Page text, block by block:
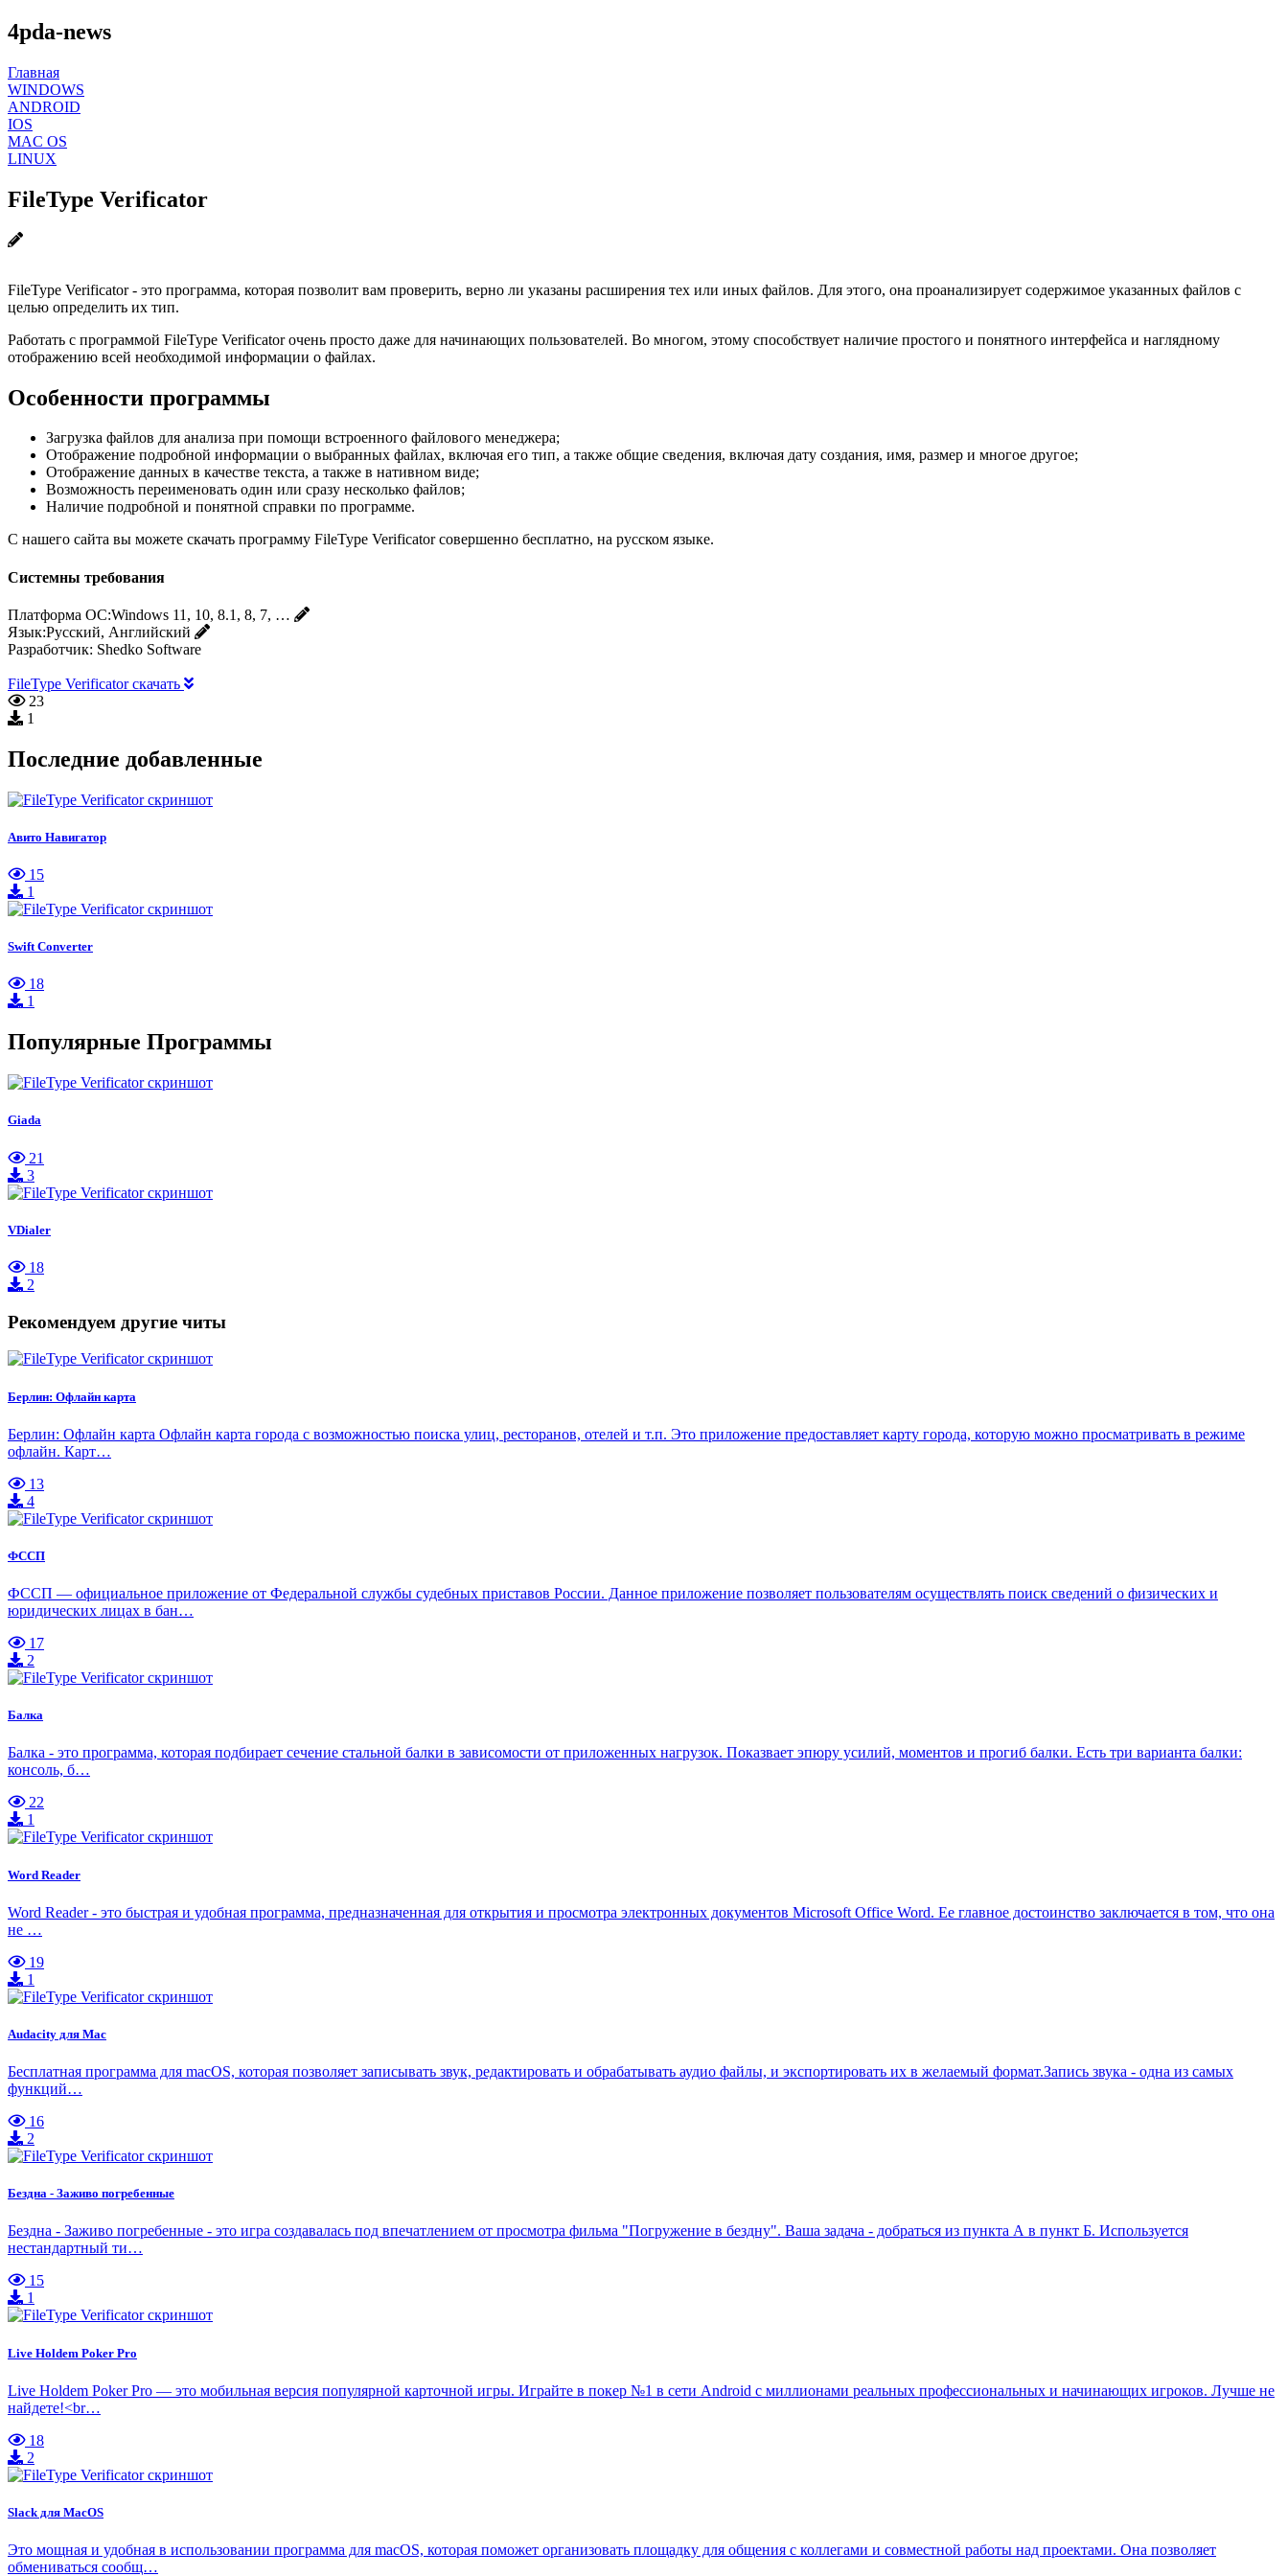
4pda-news
Главная
WINDOWS
ANDROID
IOS
MAC OS
LINUX
FileType Verificator
FileType Verificator - это программа, которая позволит вам проверить, верно ли указаны расширения тех или иных файлов. Для этого, она проанализирует содержимое указанных файлов с
целью определить их тип.
Работать с программой FileType Verificator очень просто даже для начинающих пользователей. Во многом, этому способствует наличие простого и понятного интерфейса и наглядному
отображению всей необходимой информации о файлах.
Особенности программы
Загрузка файлов для анализа при помощи встроенного файлового менеджера;
Отображение подробной информации о выбранных файлах, включая его тип, а также общие сведения, включая дату создания, имя, размер и многое другое;
Отображение данных в качестве текста, а также в нативном виде;
Возможность переименовать один или сразу несколько файлов;
Наличие подробной и понятной справки по программе.
С нашего сайта вы можете скачать программу FileType Verificator совершенно бесплатно, на русском языке.
Системны требования
Платформа ОС:Windows 11, 10, 8.1, 8, 7, …
Язык:Русский, Английский
Разработчик: Shedko Software
FileType Verificator скачать
23
1
Последние добавленные
Авито Навигатор
15
1
Swift Converter
18
1
Популярные Программы
Giada
21
3
VDialer
18
2
Рекомендуем другие читы
Берлин: Офлайн карта
Берлин: Офлайн карта Офлайн карта города с возможностью поиска улиц, ресторанов, отелей и т.п. Это приложение предоставляет карту города, которую можно просматривать в режиме
офлайн. Карт…
13
4
ФССП
ФССП — официальное приложение от Федеральной службы судебных приставов России. Данное приложение позволяет пользователям осуществлять поиск сведений о физических и
юридических лицах в бан…
17
2
Балка
Балка - это программа, которая подбирает сечение стальной балки в зависомости от приложенных нагрузок. Показвает эпюру усилий, моментов и прогиб балки. Есть три варианта балки:
консоль, б…
22
1
Word Reader
Word Reader - это быстрая и удобная программа, предназначенная для открытия и просмотра электронных документов Microsoft Office Word. Ее главное достоинство заключается в том, что она
не …
19
1
Audacity для Mac
Бесплатная программа для macOS, которая позволяет записывать звук, редактировать и обрабатывать аудио файлы, и экспортировать их в желаемый формат.Запись звука - одна из самых
функций…
16
2
Бездна - Заживо погребенные
Бездна - Заживо погребенные - это игра создавалась под впечатлением от просмотра фильма "Погружение в бездну". Ваша задача - добраться из пункта А в пункт Б. Используется
нестандартный ти…
15
1
Live Holdem Poker Pro
Live Holdem Poker Pro — это мобильная версия популярной карточной игры. Играйте в покер №1 в сети Android с миллионами реальных профессиональных и начинающих игроков. Лучше не
найдете!<br…
18
2
Slack для MacOS
Это мощная и удобная в использовании программа для macOS, которая поможет организовать площадку для общения с коллегами и совместной работы над проектами. Она позволяет
обмениваться сообщ…